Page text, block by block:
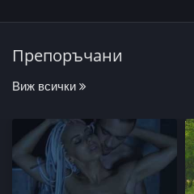
Препоръчани
Виж всички